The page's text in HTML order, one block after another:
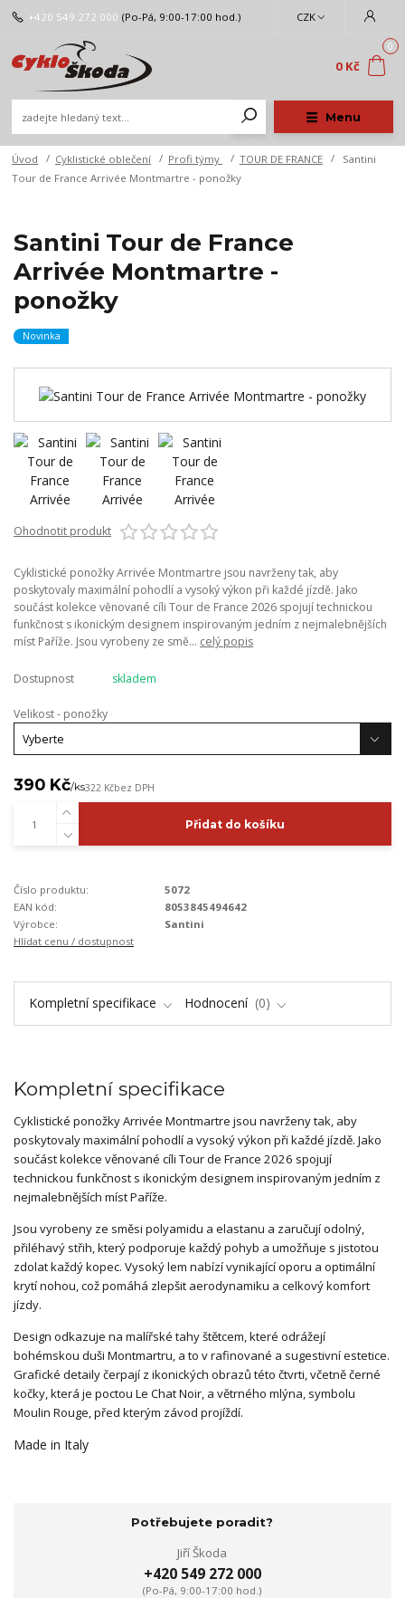
Menu
CZK
+420 549 272 000 (Po-Pá, 9:00-17:00 hod.)
0
0 Kč
Úvod Cyklistické oblečení Profi týmy TOUR DE FRANCE
Santini
Tour de France Arrivée Montmartre - ponožky
Santini Tour de France
Arrivée Montmartre -
ponožky
Novinka
Ohodnotit produkt
Cyklistické ponožky Arrivée Montmartre jsou navrženy tak, aby
poskytovaly maximální pohodlí a vysoký výkon při každé jízdě. Jako
součást kolekce věnované cíli Tour de France 2026 spojují technickou
funkčnost s ikonickým designem inspirovaným jedním z nejmalebnějších
míst Paříže. Jsou vyrobeny ze smě... celý popis
Dostupnost skladem
Velikost - ponožky
390 Kč/ks322 Kčbez DPH
Přidat do košíku
Číslo produktu:
5072
EAN kód:
8053845494642
Výrobce:
Santini
Hlídat cenu / dostupnost
Kompletní specifikace Hodnocení 0
Kompletní specifikace
Cyklistické ponožky Arrivée Montmartre jsou navrženy tak, aby
poskytovaly maximální pohodlí a vysoký výkon při každé jízdě. Jako
součást kolekce věnované cíli Tour de France 2026 spojují
technickou funkčnost s ikonickým designem inspirovaným jedním z
nejmalebnějších míst Paříže.
Jsou vyrobeny ze směsi polyamidu a elastanu a zaručují odolný,
přiléhavý střih, který podporuje každý pohyb a umožňuje s jistotou
zdolat každý kopec. Vysoký lem nabízí vynikající oporu a optimální
krytí nohou, což pomáhá zlepšit aerodynamiku a celkový komfort
jízdy.
Design odkazuje na malířské tahy štětcem, které odrážejí
bohémskou duši Montmartru, a to v rafinované a sugestivní estetice.
Grafické detaily čerpají z ikonických obrazů této čtvrti, včetně černé
kočky, která je poctou Le Chat Noir, a větrného mlýna, symbolu
Moulin Rouge, před kterým závod projíždí.
Made in Italy
Potřebujete poradit?
Jiří Škoda
+420 549 272 000
(Po-Pá, 9:00-17:00 hod.)